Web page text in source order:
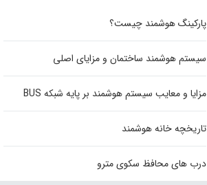
پارکینگ هوشمند چیست؟
سیستم هوشمند ساختمان و مزایای اصلی
مزایا و معایب سیستم هوشمند بر پایه شبکه BUS
تاریخچه خانه هوشمند
درب های محافظ سکوی مترو